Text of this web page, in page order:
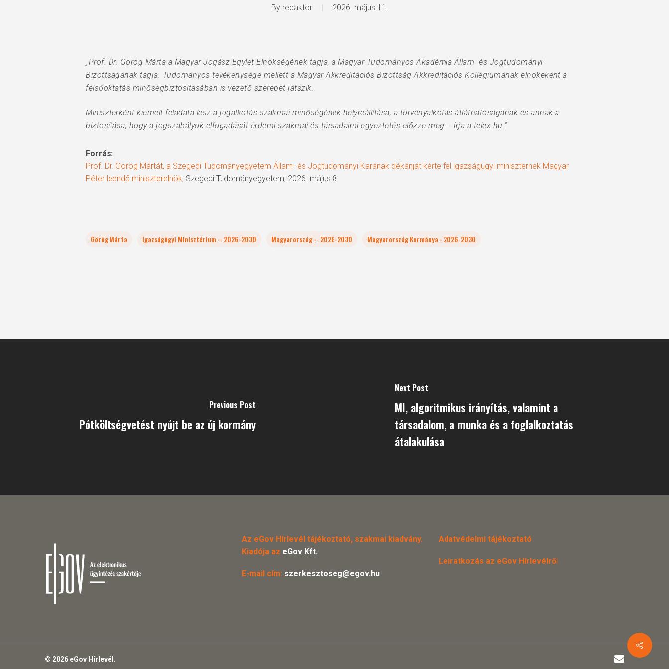
By redaktor 2026. május 11.
„Prof. Dr. Görög Márta a Magyar Jogász Egylet Elnökségének tagja, a Magyar Tudományos Akadémia Állam- és Jogtudományi
Bizottságának tagja. Tudományos tevékenysége mellett a Magyar Akkreditációs Bizottság Akkreditációs Kollégiumának elnökeként a
felsőoktatás minőségbiztosításában is vezető szerepet játszik.
Miniszterként kiemelt feladata lesz a jogalkotás szakmai minőségének helyreállítása, a törvényalkotás átláthatóságának és annak a
biztosítása, hogy a jogszabályok elfogadását érdemi szakmai és társadalmi egyeztetés előzze meg – írja a telex.hu.”
Forrás:
Prof. Dr. Görög Mártát, a Szegedi Tudományegyetem Állam- és Jogtudományi Karának dékánját kérte fel igazságügyi miniszternek Magyar
Péter leendő miniszterelnök; Szegedi Tudományegyetem; 2026. május 8.
Görög Márta Igazságügyi Minisztérium -- 2026-2030 Magyarország -- 2026-2030 Magyarország Kormánya - 2026-2030
Previous Post
Pótköltségvetést nyújt be az új kormány
Next Post
MI, algoritmikus irányítás, valamint a
társadalom, a munka és a foglalkoztatás
átalakulása
Az eGov Hírlevél tájékoztató, szakmai kiadvány.
Kiadója az eGov Kft.
E-mail cím: szerkesztoseg@egov.hu
Adatvédelmi tájékoztató
Leiratkozás az eGov Hírlevélről
© 2026 eGov Hírlevél. email